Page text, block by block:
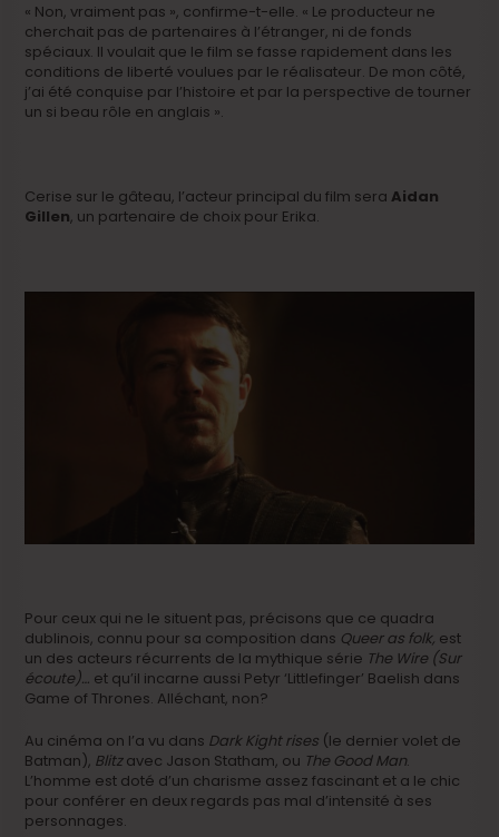
« Non, vraiment pas », confirme-t-elle. « Le producteur ne
cherchait pas de partenaires à l’étranger, ni de fonds
spéciaux. Il voulait que le film se fasse rapidement dans les
conditions de liberté voulues par le réalisateur. De mon côté,
j’ai été conquise par l’histoire et par la perspective de tourner
un si beau rôle en anglais ».
Cerise sur le gâteau, l’acteur principal du film seraAidan
Gillen, un partenaire de choix pour Erika.
Pour ceux qui ne le situent pas, précisons que ce quadra
dublinois, connu pour sa composition dans Queer as folk, est
un des acteurs récurrents de la mythique série The Wire (Sur
écoute)… et qu’il incarne aussi Petyr ‘Littlefinger’ Baelish dans
Game of Thrones. Alléchant, non?
Au cinéma on l’a vu dans Dark Kight rises (le dernier volet de
Batman), Blitzavec Jason Statham, ou The Good Man.
L’homme est doté d’un charisme assez fascinant et a le chic
pour conférer en deux regards pas mal d’intensité à ses
personnages.